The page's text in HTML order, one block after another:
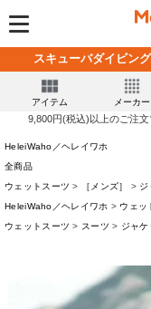
スキューバダイビン
アイテム メーカー
9,800円(税込)以上のご注
HeleiWaho／ヘレイワホ
全商品
ウェットスーツ
［メンズ］
ジ
HeleiWaho／ヘレイワホ
ウェッ
ウェットスーツ
スーツ ジャケ